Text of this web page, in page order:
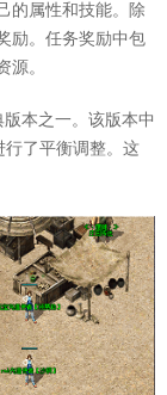
的属性和技能。除
励。任务奖励中包
源。
本之一。该版本中
行了平衡调整。这